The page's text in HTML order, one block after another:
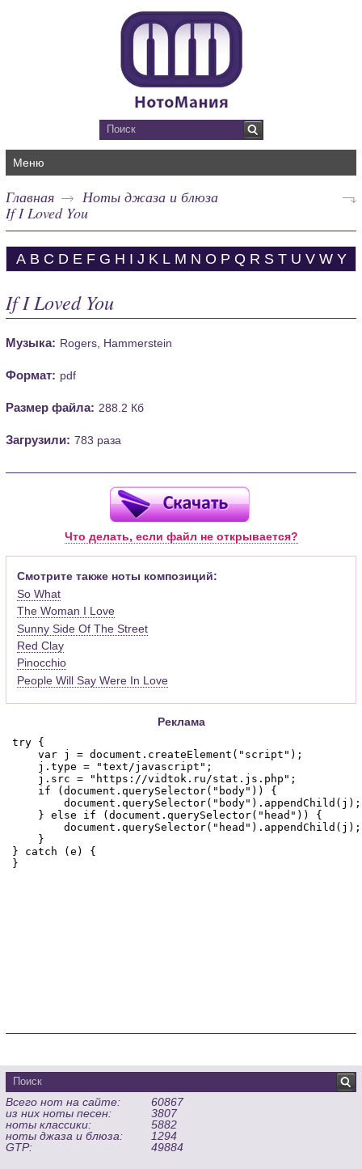
Меню
Главная
Ноты джаза и блюза
If I Loved You
A B C D E F G H I J K L M N O P Q R S T U V W Y
If I Loved You
Музыка: Rogers, Hammerstein
Формат: pdf
Размер файла: 288.2 Кб
Загрузили: 783 раза
Что делать, если файл не открывается?
Смотрите также ноты композиций:
So What
The Woman I Love
Sunny Side Of The Street
Red Clay
Pinocchio
People Will Say Were In Love
Реклама
Всего нот на сайте:
60867
из них ноты песен:
3807
ноты классики:
5882
ноты джаза и блюза:
1294
GTP:
49884